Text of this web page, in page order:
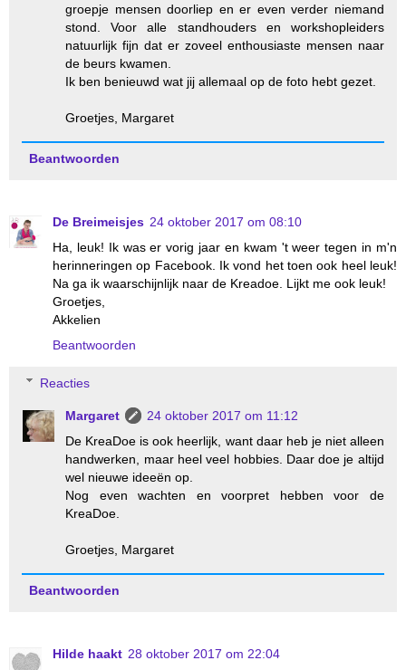
groepje mensen doorliep en er even verder niemand
stond. Voor alle standhouders en workshopleiders
natuurlijk fijn dat er zoveel enthousiaste mensen naar
de beurs kwamen.
Ik ben benieuwd wat jij allemaal op de foto hebt gezet.
Groetjes, Margaret
Beantwoorden
De Breimeisjes 24 oktober 2017 om 08:10
Ha, leuk! Ik was er vorig jaar en kwam 't weer tegen in m'n
herinneringen op Facebook. Ik vond het toen ook heel leuk!
Na ga ik waarschijnlijk naar de Kreadoe. Lijkt me ook leuk!
Groetjes,
Akkelien
Beantwoorden
Reacties
Margaret
24 oktober 2017 om 11:12
De KreaDoe is ook heerlijk, want daar heb je niet alleen
handwerken, maar heel veel hobbies. Daar doe je altijd
wel nieuwe ideeën op.
Nog even wachten en voorpret hebben voor de
KreaDoe.
Groetjes, Margaret
Beantwoorden
Hilde haakt 28 oktober 2017 om 22:04